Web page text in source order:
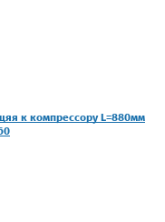
к компрессору L=880мм